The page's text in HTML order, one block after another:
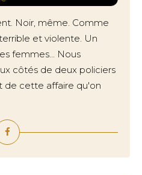
Noir, même. Comme
et violente. Un
femmes... Nous
côtés de deux policiers
de cette affaire qu'on